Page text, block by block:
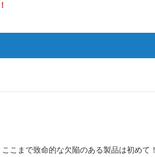
こまで致命的な欠陥のある製品は初めて！